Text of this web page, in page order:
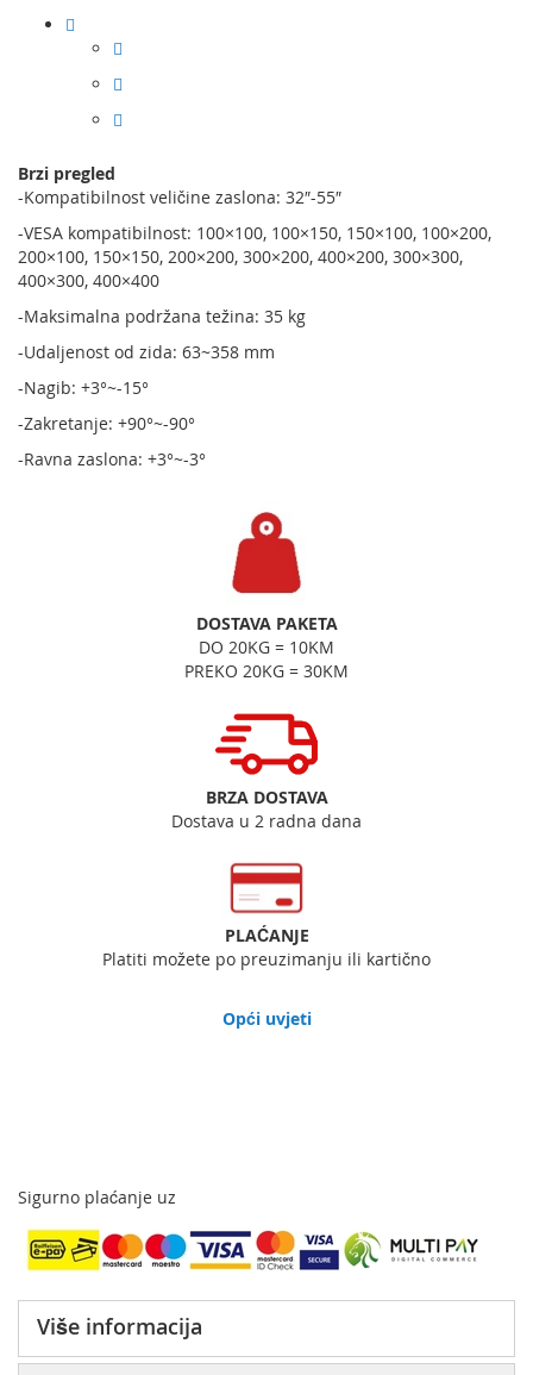
Brzi pregled
-Kompatibilnost veličine zaslona: 32″-55″
-VESA kompatibilnost: 100×100, 100×150, 150×100, 100×200,
200×100, 150×150, 200×200, 300×200, 400×200, 300×300,
400×300, 400×400
-Maksimalna podržana težina: 35 kg
-Udaljenost od zida: 63~358 mm
-Nagib: +3°~-15°
-Zakretanje: +90°~-90°
-Ravna zaslona: +3°~-3°
DOSTAVA PAKETA
DO 20KG = 10KM
PREKO 20KG = 30KM
BRZA DOSTAVA
Dostava u 2 radna dana
PLAĆANJE
Platiti možete po preuzimanju ili kartično
Opći uvjeti
Sigurno plaćanje uz
Više informacija